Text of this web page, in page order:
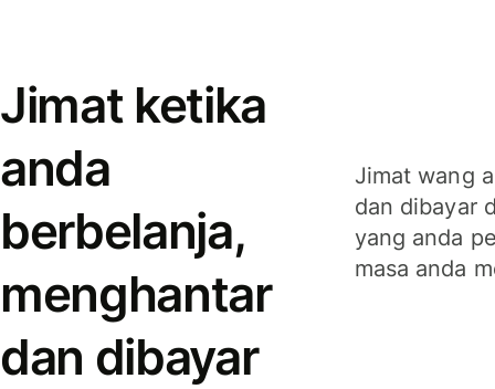
Jimat ketika
anda
berbelanja,
menghantar
dan dibayar
Jimat wang
dan dibayar
yang anda
masa anda